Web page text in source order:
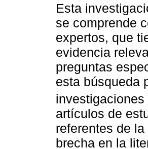
Esta
se comprende
expertos, que
evidencia
preguntas
esta búsqueda
investigaciones
artículos de
referentes de
brecha en la